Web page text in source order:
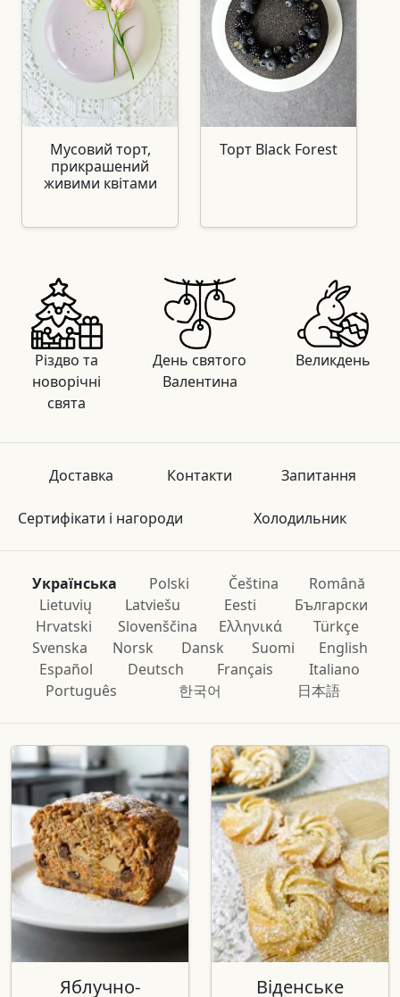
Мусовий торт,
прикрашений
живими квітами
Торт Black Forest
Різдво та
новорічні
свята
День святого
Валентина
Великдень
Доставка Контакти Запитання
Сертифікати і нагороди Холодильник
Українська Polski Čeština
Română
Lietuvių
Latviešu Eesti
Български
Hrvatski
Slovenščina Ελληνικά
Türkçe
Svenska
Norsk Dansk Suomi
English
Español
Deutsch Français
Italiano
Português
한국어 日本語
Яблучно-
Віденське